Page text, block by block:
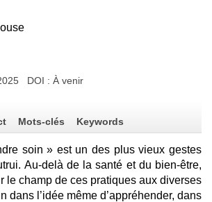
DOI : À venir
Mots-clés Keywords
soin » est un des plus vieux gestes
Au-delà de la santé et du bien-être,
le champ de ces pratiques aux diverses
dans l’idée même d’appréhender, dans